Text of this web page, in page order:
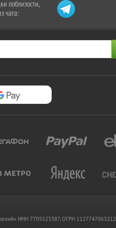
поблизости,
чата:
ИНН 7705523387, ОГРН 1127747063212